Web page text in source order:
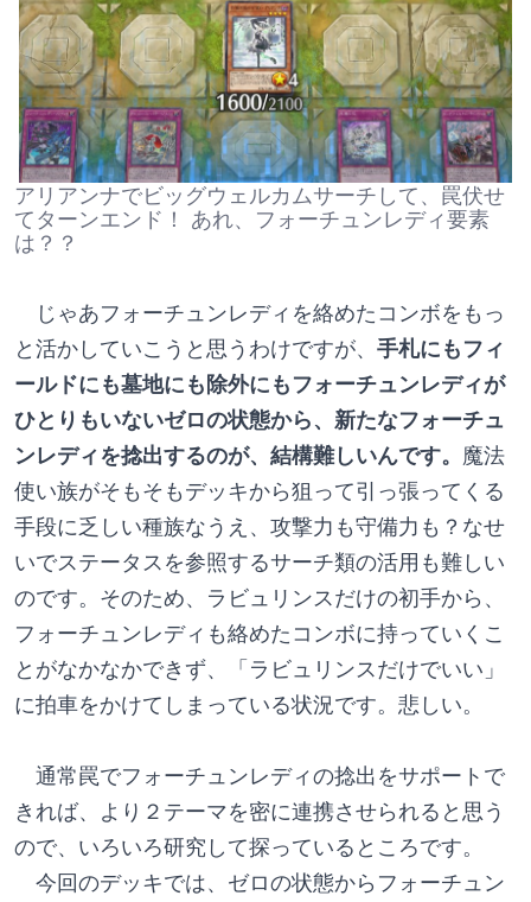
アリアンナでビッグウェルカムサーチして、罠伏せ
てターンエンド！ あれ、フォーチュンレディ要素
は？？
じゃあフォーチュンレディを絡めたコンボをもっ
と活かしていこうと思うわけですが、 手札にもフィ
ールドにも墓地にも除外にもフォーチュンレディが
ひとりもいないゼロの状態から、新たなフォーチュ
ンレディを捻出するのが、結構難しいんです。 魔法
使い族がそもそもデッキから狙って引っ張ってくる
手段に乏しい種族なうえ、攻撃力も守備力も？なせ
いでステータスを参照するサーチ類の活用も難しい
のです。そのため、ラビュリンスだけの初手から、
フォーチュンレディも絡めたコンボに持っていくこ
とがなかなかできず、「ラビュリンスだけでいい」
に拍車をかけてしまっている状況です。悲しい。
通常罠でフォーチュンレディの捻出をサポートで
きれば、より２テーマを密に連携させられると思う
ので、いろいろ研究して探っているところです。
今回のデッキでは、ゼロの状態からフォーチュン